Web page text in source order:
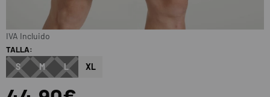
TALLA:
S M L XL
IVA Incluido